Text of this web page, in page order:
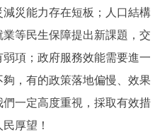
災能力存在短板；人口結構
等民生保障提出新課題，交
項；政府服務效能需要進一
，有的政策落地偏慢、效果
一定高度重視，採取有效措
厚望！